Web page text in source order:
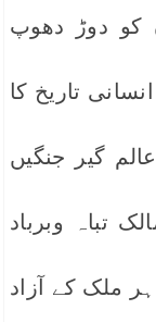
دوڑ دھوپ
تاریخ کا
گیر جنگیں
تباہ وبرباد
ملک کے آزاد